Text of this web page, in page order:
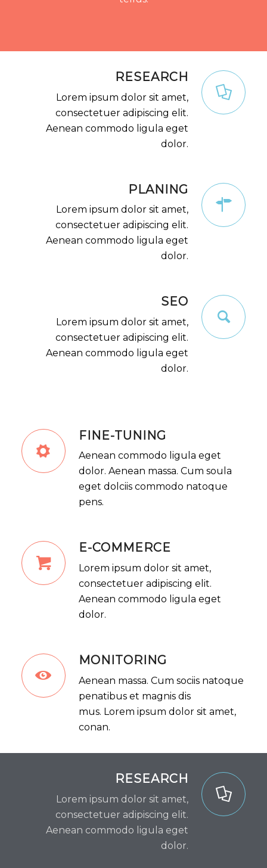
RESEARCH
Lorem ipsum dolor sit amet,
consectetuer adipiscing elit.
Aenean commodo ligula eget
dolor.
PLANING
Lorem ipsum dolor sit amet,
consectetuer adipiscing elit.
Aenean commodo ligula eget
dolor.
SEO
Lorem ipsum dolor sit amet,
consectetuer adipiscing elit.
Aenean commodo ligula eget
dolor.
FINE-TUNING
Aenean commodo ligula eget
dolor. Aenean massa. Cum soula
eget dolciis commodo natoque
pens.
E-COMMERCE
Lorem ipsum dolor sit amet,
consectetuer adipiscing elit.
Aenean commodo ligula eget
dolor.
MONITORING
Aenean massa. Cum sociis natoque
penatibus et magnis dis
mus. Lorem ipsum dolor sit amet,
conan.
RESEARCH
Lorem ipsum dolor sit amet,
consectetuer adipiscing elit.
Aenean commodo ligula eget
dolor.